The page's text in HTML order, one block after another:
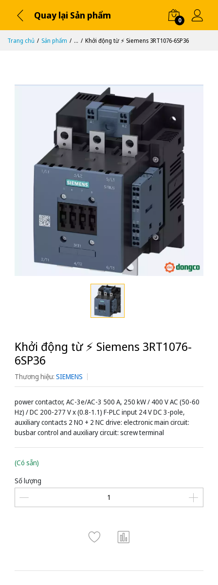
Quay lại Sản phẩm 0
Trang chủ Sản phẩm ... Khởi động từ ⚡️ Siemens 3RT1076-6SP36
Khởi động từ ⚡️ Siemens 3RT1076-
6SP36
Thương hiệu: SIEMENS
power contactor, AC-3e/AC-3 500 A, 250 kW / 400 V AC (50-60
Hz) / DC 200-277 V x (0.8-1.1) F-PLC input 24 V DC 3-pole,
auxiliary contacts 2 NO + 2 NC drive: electronic main circuit:
busbar control and auxiliary circuit: screw terminal
(Có sẵn)
Số lượng